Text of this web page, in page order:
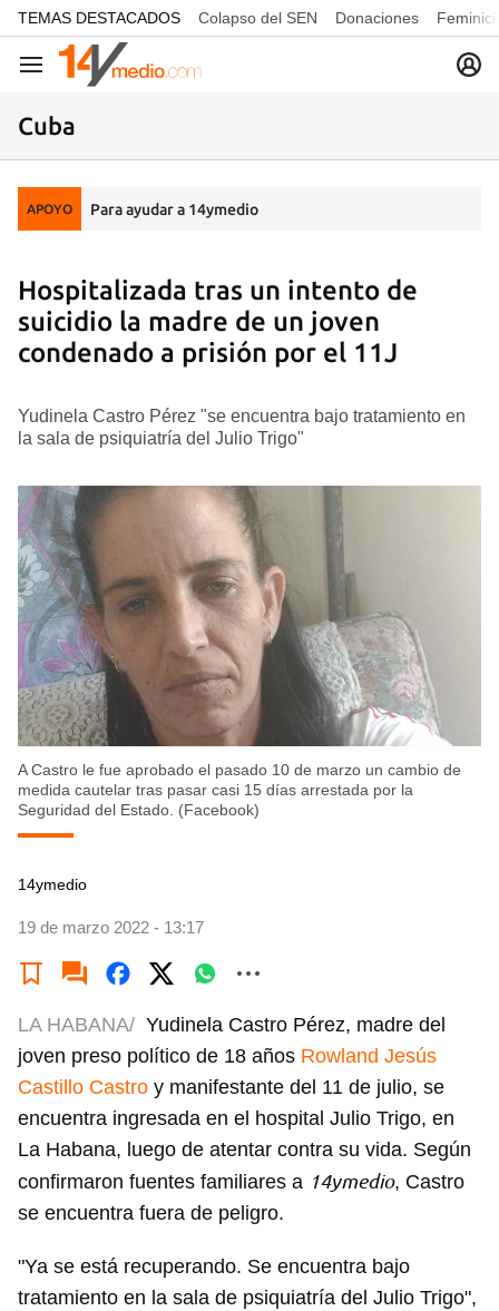
common.go-to-content
TEMAS DESTACADOS Colapso del SEN Donaciones
Navegación
Cuba
APOYO Para ayudar a 14ymedio
Hospitalizada tras un intento de
suicidio la madre de un joven
condenado a prisión por el 11J
Yudinela Castro Pérez "se encuentra bajo tratamiento en
la sala de psiquiatría del Julio Trigo"
A Castro le fue aprobado el pasado 10 de marzo un cambio de
medida cautelar tras pasar casi 15 días arrestada por la
Seguridad del Estado. (Facebook)
14ymedio
19 de marzo 2022 - 13:17
LA HABANA/ Yudinela Castro Pérez, madre del
joven preso político de 18 años Rowland Jesús
Castillo Castro y manifestante del 11 de julio, se
encuentra ingresada en el hospital Julio Trigo, en
La Habana, luego de atentar contra su vida. Según
confirmaron fuentes familiares a 14ymedio, Castro
se encuentra fuera de peligro.
"Ya se está recuperando. Se encuentra bajo
tratamiento en la sala de psiquiatría del Julio Trigo",